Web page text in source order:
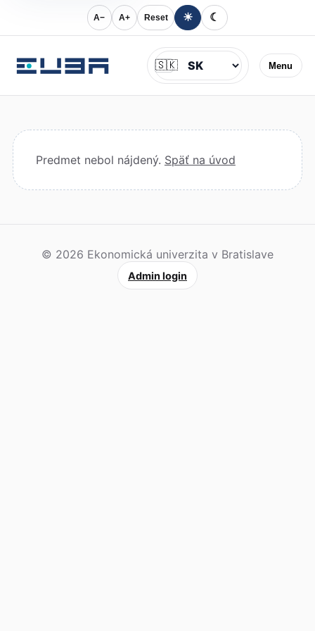
A− A+ Reset ☀ ☾
Menu
Jazyk
🇸🇰
Predmet nebol nájdený. Späť na úvod
© 2026 Ekonomická univerzita v Bratislave
Admin login